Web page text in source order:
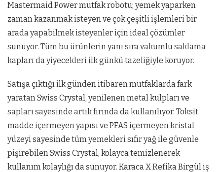
Mastermaid Power mutfak robotu; yemek yaparken
zaman kazanmak isteyen ve çok çeşitli işlemleri bir
arada yapabilmek isteyenler için ideal çözümler
sunuyor. Tüm bu ürünlerin yanı sıra vakumlu saklama
kapları da yiyecekleri ilk günkü tazeliğiyle koruyor.
Satışa çıktığı ilk günden itibaren mutfaklarda fark
yaratan Swiss Crystal, yenilenen metal kulpları ve
sapları sayesinde artık fırında da kullanılıyor. Toksit
madde içermeyen yapısı ve PFAS içermeyen kristal
yüzeyi sayesinde tüm yemekleri sıfır yağ ile güvenle
pişirebilen Swiss Crystal, kolayca temizlenerek
kullanım kolaylığı da sunuyor. Karaca X Refika Birgül iş